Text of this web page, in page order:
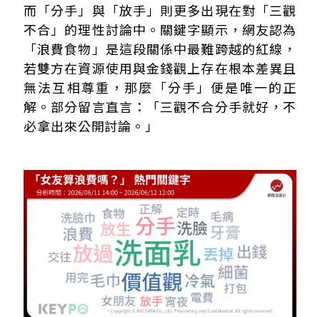
而「分手」與「放手」則更多出現在對「三觀
不合」的理性討論中。關鍵字顯示，網友認為
「浪費食物」是這段關係中最難跨越的紅線，
若雙方在資源使用與金錢觀上存在根本差異且
無法互相尊重，那麼「分手」便是唯一的正
解。部分留言直言：「三觀不合分手就好，不
必拿出來公開討論。」